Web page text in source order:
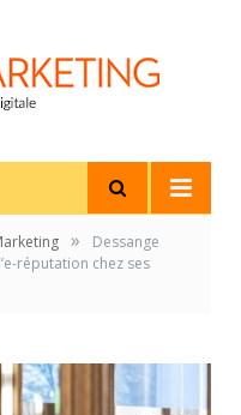
»
Dessange
réputation chez ses